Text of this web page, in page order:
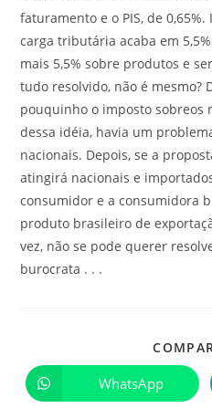
faturamento e o PIS, de
carga tributária acaba em
mais 5,5% sobre produtos e
tudo resolvido, não é mesmo?
pouquinho o imposto sobreos
dessa idéia, havia um
nacionais. Depois, se a
atingirá nacionais e
consumidor e a consumidora
produto brasileiro de
vez, não se pode querer
burocrata . . .
WhatsApp